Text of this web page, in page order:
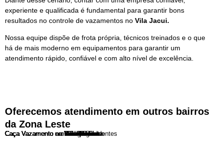
experiente e qualificada é fundamental para garantir bons
resultados no controle de vazamentos no Vila Jacui.
Nossa equipe dispõe de frota própria, técnicos treinados e o que
há de mais moderno em equipamentos para garantir um
atendimento rápido, confiável e com alto nível de excelência.
Oferecemos atendimento em outros bairros
da Zona Leste
Caça Vazamento no Tatuapé
Caça Vazamento na Penha
Caça Vazamento na Vila Carrão
Caça Vazamento na Vila Formosa
Caça Vazamento na Vila Jacuí
Caça Vazamento na Vila Matilde
Caça Vazamento na Vila Prudente
Caça Vazamento na Mooca
Caça Vazamento no Belenzinho
Caça Vazamento em Analia Franco
Caça Vazamento em Aricanduva
Caça Vazamento em São Mateus
Caça Vazamento em Guaianases
Caça Vazamento em Cangaiba
Caça Vazamento em São Miguel
Caça Vazamento em Artur Alvim
Caça Vazamento no Itaim Paulista
Caça Vazamento em Cidade Tiradentes
Caça Vazamento na Cidade Lider